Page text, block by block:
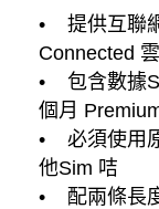
• 提供互聯
Connected
• 包含數據
個月
• 必須使用
他Sim 咭
• 配兩條長